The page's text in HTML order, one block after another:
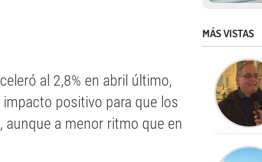
al 2,8% en abril último,
positivo para que los
a menor ritmo que en
MÁS VISTAS